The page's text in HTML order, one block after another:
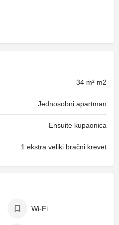
34 m² m2
Jednosobni apartman
Ensuite kupaonica
1 ekstra veliki bračni krevet
Wi-Fi